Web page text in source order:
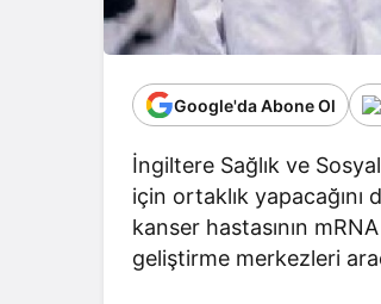
Google'da Abone Ol
İngiltere Sağlık ve
için ortaklık yapacağını
kanser hastasının
geliştirme merkezleri